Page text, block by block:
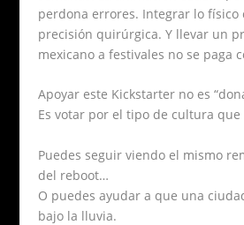
perdona errores. Integrar lo físico
precisión quirúrgica. Y llevar un
mexicano a festivales no se paga
Apoyar este Kickstarter no es
Es votar por el tipo de cultura
Puedes seguir viendo el mismo
del reboot…
O puedes ayudar a que una
bajo la lluvia.